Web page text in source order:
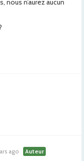
nous n’aurez aucun
ago Auteur